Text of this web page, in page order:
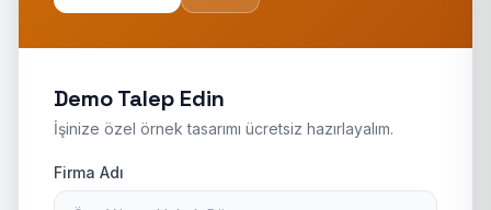
Demo Talep Edin
İşinize özel örnek tasarımı ücretsiz hazırlayalım.
Firma Adı